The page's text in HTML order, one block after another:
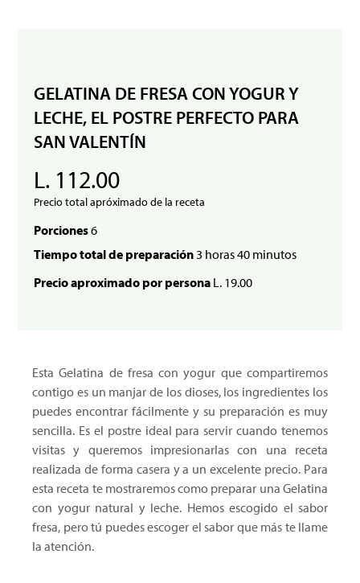
GELATINA DE FRESA CON YOGUR Y
LECHE, EL POSTRE PERFECTO PARA
SAN VALENTÍN
L. 112.00
Precio total apróximado de la receta
Porciones6
Tiempo total de preparación3 horas 40 minutos
Precio aproximado por persona L. 19.00
Esta Gelatina de fresa con yogur que compartiremos
contigo es un manjar de los dioses, los ingredientes los
puedes encontrar fácilmente y su preparación es muy
sencilla. Es el postre ideal para servir cuando tenemos
visitas y queremos impresionarlas con una receta
realizada de forma casera y a un excelente precio. Para
esta receta te mostraremos como preparar una Gelatina
con yogur natural y leche. Hemos escogido el sabor
fresa, pero tú puedes escoger el sabor que más te llame
la atención.